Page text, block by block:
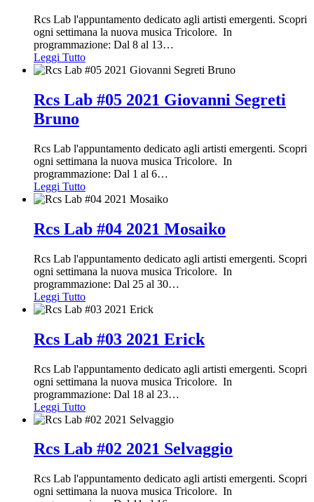
Rcs Lab l'appuntamento dedicato agli artisti emergenti. Scopri
ogni settimana la nuova musica Tricolore. In
programmazione: Dal 8 al 13…
Leggi Tutto
Rcs Lab #05 2021 Giovanni Segreti
Bruno
Rcs Lab l'appuntamento dedicato agli artisti emergenti. Scopri
ogni settimana la nuova musica Tricolore. In
programmazione: Dal 1 al 6…
Leggi Tutto
Rcs Lab #04 2021 Mosaiko
Rcs Lab l'appuntamento dedicato agli artisti emergenti. Scopri
ogni settimana la nuova musica Tricolore. In
programmazione: Dal 25 al 30…
Leggi Tutto
Rcs Lab #03 2021 Erick
Rcs Lab l'appuntamento dedicato agli artisti emergenti. Scopri
ogni settimana la nuova musica Tricolore. In
programmazione: Dal 18 al 23…
Leggi Tutto
Rcs Lab #02 2021 Selvaggio
Rcs Lab l'appuntamento dedicato agli artisti emergenti. Scopri
ogni settimana la nuova musica Tricolore. In